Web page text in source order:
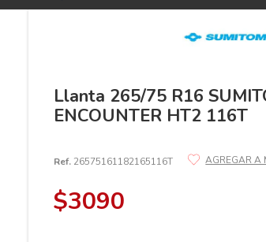
Llanta 265/75 R16
ENCOUNTER HT2 116T
Ref. 26575161182165116T
$3090